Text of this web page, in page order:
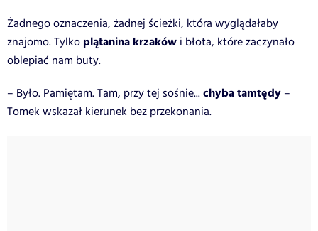
Żadnego oznaczenia, żadnej ścieżki, która wyglądałaby
znajomo. Tylko plątanina krzaków i błota, które zaczynało
oblepiać nam buty.
– Było. Pamiętam. Tam, przy tej sośnie...chyba tamtędy –
Tomek wskazał kierunek bez przekonania.